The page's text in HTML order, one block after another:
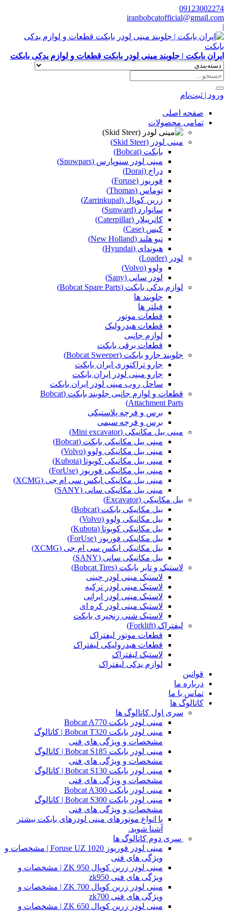
09123002274
iranbobcatofficial@gmail.com
|
ایران بابکت | جلوبند مینی لودر بابکت قطعات و لوازم یدکی بابکت
ورود | ثبت‌نام
صفحه اصلی
تمامی محصولات
مینی لودر (Skid Steer)
بابکت (Bobcat)
مینی لودر سنوپارس (Snowpars)
دراج (Doraj)
فوریوز (Foruse)
توماس (Thomas)
زرین کوپال (Zarrinkupal)
سانوارد (Sunward)
کاترپیلار (Caterpillar)
کیس (Case)
نیو هلند (New Holland)
هیوندای (Hyundai)
لودر (Loader)
ولوو (Volvo)
لودر سانی (Sany)
لوازم یدکی بابکت (Bobcat Spare Parts)
جلوبند ها
فیلتر ها
قطعات موتور
قطعات هیدرولیک
لوازم جانبی
قطعات برقی بابکت
جلوبند جارو بابکت (Bobcat Sweeper)
جارو تراکتوری ایران بابکت
جارو مینی لودر ایران بابکت
ساحل روب مینی لودر ایران بابکت
قطعات و لوازم جانبی جلوبند بابکت (Bobcat
Attachment Parts)
برس و فرچه پلاستیکی
برس و فرچه سیمی
مینی بیل مکانیکی (Mini excavator)
مینی بیل مکانیکی بابکت (Bobcat)
مینی بیل مکانیکی ولوو (Volvo)
مینی بیل مکانیکی کوبوتا (Kubota)
مینی بیل مکانیکی فوریوز (ForUse)
مینی بیل مکانیکی ایکس سی ام جی (XCMG)
مینی بیل مکانیکی سانی (SANY)
بیل مکانیکی (Excavator)
بیل مکانیکی بابکت (Bobcat)
بیل مکانیکی ولوو (Volvo)
بیل مکانیکی کوبوتا (Kubota)
بیل مکانیکی فوریوز (ForUse)
بیل مکانیکی ایکس سی ام جی (XCMG)
بیل مکانیکی سانی (SANY)
لاستیک و تایر بابکت (Bobcat Tires)
لاستیک مینی لودر چینی
لاستیک مینی لودر ترکیه
لاستیک مینی لودر ایرانی
لاستیک مینی لودر کره ای
لاستیک شنی زنجیری بابکت
لیفتراک (Forklift)
قطعات موتور لیفتراک
قطعات هیدرولیکی لیفتراک
لاستیک لیفتراک
لوازم یدکی لیفتراک
قوانین
درباره ما
تماس با ما
کاتالوگ ها
سری اول کاتالوگ ها
مینی لودر بابکت Bobcat A770
مینی لودر بابکت Bobcat T320 | کاتالوگ
مشخصات و ویژگی های فنی
مینی لودر بابکت Bobcat S185 | کاتالوگ
مشخصات و ویژگی های فنی
مینی لودر بابکت Bobcat S130 | کاتالوگ
مشخصات و ویژگی های فنی
مینی لودر بابکت Bobcat A300
مینی لودر بابکت Bobcat S300 | کاتالوگ
مشخصات و ویژگی های فنی
با انواع موتورهای مینی لودرهای بابکت بیشتر
آشنا شوید.
سری دوم کاتالوگ ها
مینی لودر فوریوز Foruse UZ 1020 | مشخصات و
ویژگی های فنی
مینی لودر زرین کوپال ZK 950 | مشخصات و
ویژگی های فنی zk950
مینی لودر زرین کوپال ZK 700 | مشخصات و
ویژگی های فنی zk700
مینی لودر زرین کوپال ZK 650 | مشخصات و